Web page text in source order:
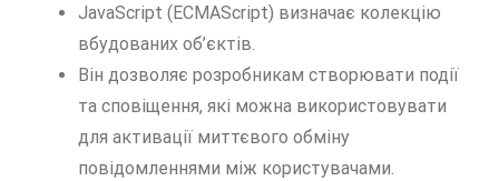
JavaScript (ECMAScript) визначає колекцію
вбудованих об’єктів.
Він дозволяє розробникам створювати події
та сповіщення, які можна використовувати
для активації миттєвого обміну
повідомленнями між користувачами.